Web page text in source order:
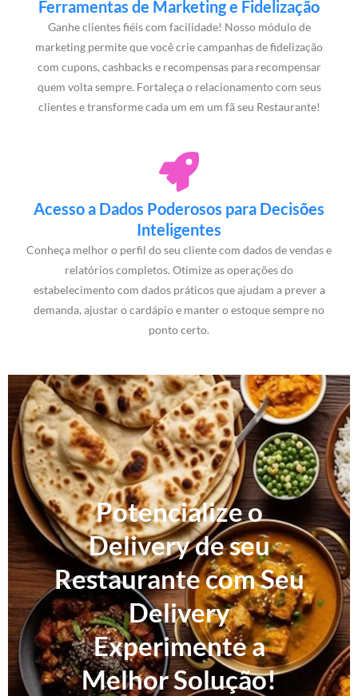
Ferramentas de Marketing e Fidelização
Ganhe clientes fiéis com facilidade! Nosso módulo de
marketing permite que você crie campanhas de fidelização
com cupons, cashbacks e recompensas para recompensar
quem volta sempre. Fortaleça o relacionamento com seus
clientes e transforme cada um em um fã seu Restaurante!
Acesso a Dados Poderosos para Decisões
Inteligentes
Conheça melhor o perfil do seu cliente com dados de vendas e
relatórios completos. Otimize as operações do
estabelecimento com dados práticos que ajudam a prever a
demanda, ajustar o cardápio e manter o estoque sempre no
ponto certo.
Potencialize o
Delivery de seu
Restaurante com Seu
Delivery
Experimente a
Melhor Solução!